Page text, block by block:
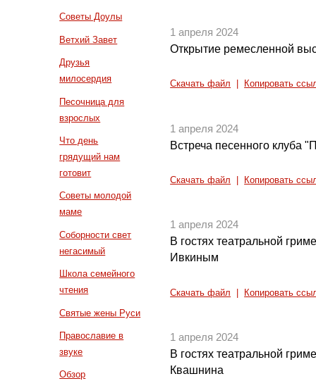
Советы Доулы
Ветхий Завет
Друзья
милосердия
Песочница для
взрослых
Что день
грядущий нам
готовит
Советы молодой
маме
Соборности свет
негасимый
Школа семейного
чтения
Святые жены Руси
Православие в
звуке
Обзор
1 апреля 2024
Открытие ремесленной
Скачать файл Копировать
1 апреля 2024
Встреча песенного клуба
Скачать файл Копировать
1 апреля 2024
В гостях театральной
Ивкиным
Скачать файл Копировать
1 апреля 2024
В гостях театральной
Квашнина